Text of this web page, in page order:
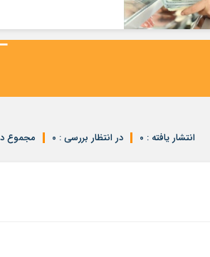
مجموع در انتظار بررسی : ۰ انتشار یافته : ۰